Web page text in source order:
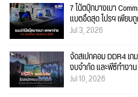
7 โน้ตบุ๊กบางเบา
แบตอึดสุด โปรฯ เพียบ
Jul 3, 2026
จัดสเปกคอม DDR4 เ
งบจำกัด และพีซีทำงาน
Jul 10, 2026